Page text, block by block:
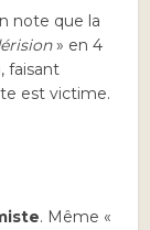
note que la
» en 4
faisant
est victime.
. Même «